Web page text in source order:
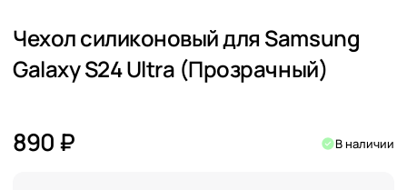
Чехол силиконовый для Samsung
Galaxy S24 Ultra (Прозрачный)
890 ₽ В наличии